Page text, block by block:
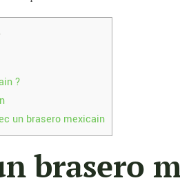
?
un brasero mexicain
brasero